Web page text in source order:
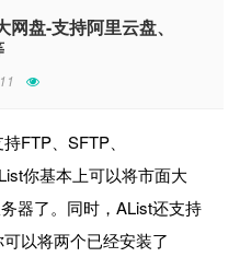
盘-支持阿里云盘、
11
FTP、SFTP、
你基本上可以将市面大
器了。同时，AList还支持
以将两个已经安装了